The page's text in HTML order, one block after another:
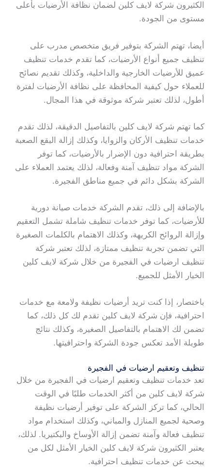
الكثيرون شركة لايف كلين لضمان نظافة الأرضيات بأعلى
مستوى من الجودة.
أيضا، تهتم الشركة بتوفير فريق متخصص مدرب على
تنظيف جميع أنواع الأرضيات، كما تقدم خدمات تنظيف
عميق للأرضيات الخارجية والداخلية، وكذلك تقديم نصائح
للعملاء حول كيفية المحافظة على نظافة الأرضيات لفترة
أطول، لذلك تعتبر شركة موثوقة في هذا المجال.
كما تهتم شركة لايف كلين بالتفاصيل الدقيقة، لذلك تقدم
خدمات تنظيف الأركان والزوايا، وكذلك إزالة البقع الصعبة
بطريقة احترافية دون الإضرار بالأرضيات، كما توفر
الشركة مواد تنظيف آمنة وفعالة، لذلك يعتمد العملاء على
الشركة بشكل دائم في جميع مناطق الفجيرة.
بالإضافة إلى ذلك، تقدم الشركة خدمات صيانة دورية
للأرضيات، كما توفر خدمات تنظيف شاملة تشمل التعقيم
وإزالة الروائح الكريهة، وكذلك الاهتمام بالكلمات الصغيرة
التي تضمن تجربة تنظيف ممتازة، لذلك تعتبر شركة
تنظيف ارضيات في الفجيرة من خلال شركة لايف كلين
الخيار الأمثل للجميع.
باختصار، إذا كنت تريد أرضيات نظيفة ولامعة مع خدمات
احترافية، فإن شركة لايف كلين تقدم لك كل ذلك، كما
تضمن لك الاهتمام بالتفاصيل الصغيرة، وكذلك نتائج
طويلة الأمد تعكس جودة الشركة واحترافيتها.
تنظيف وتعقيم ارضيات في الفجيرة
تعد خدمات تنظيف وتعقيم ارضيات في الفجيرة من خلال
شركة لايف كلين من أكثر الخدمات طلبًا في الوقت
الحالي، كما تركز الشركة على توفير أرضيات نظيفة
وصحية لجميع المنازل والمباني، وكذلك استخدام مواد
تنظيف فعالة وآمنة تضمن إزالة الأوساخ والبكتيريا. لذلك،
يعتبر الكثيرون شركة لايف كلين الخيار الأمثل لكل من
يبحث عن خدمات تنظيف احترافية.